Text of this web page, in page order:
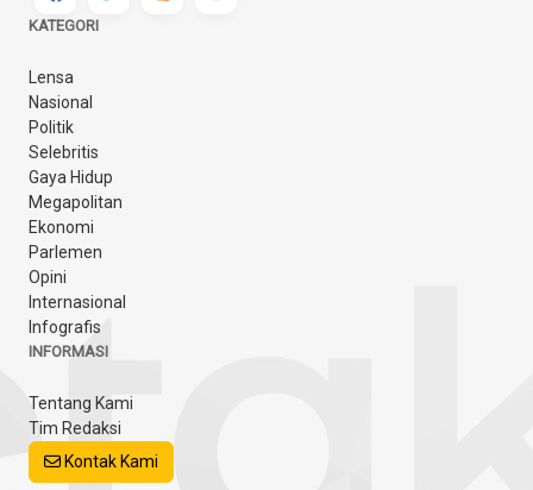
KATEGORI
Lensa
Nasional
Politik
Selebritis
Gaya Hidup
Megapolitan
Ekonomi
Parlemen
Opini
Internasional
Infografis
INFORMASI
Tentang Kami
Tim Redaksi
Kontak Kami